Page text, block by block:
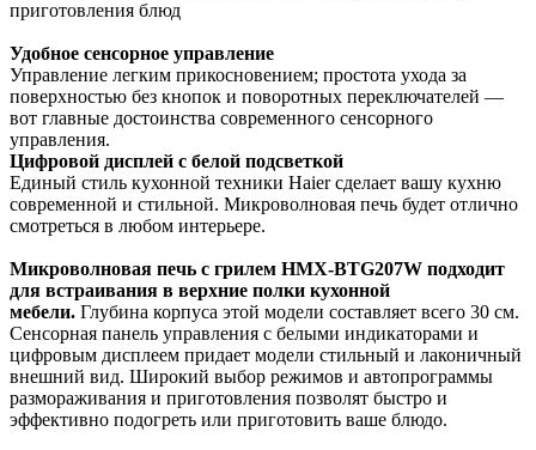
приготовления блюд
Удобное сенсорное управление
Управление легким прикосновением; простота ухода за
поверхностью без кнопок и поворотных переключателей —
вот главные достоинства современного сенсорного
управления.
Цифровой дисплей с белой подсветкой
Единый стиль кухонной техники Haier сделает вашу кухню
современной и стильной. Микроволновая печь будет отлично
смотреться в любом интерьере.
Микроволновая печь с грилем HMX-BTG207W подходит
для встраивания в верхние полки кухонной
мебели. Глубина корпуса этой модели составляет всего 30 см.
Сенсорная панель управления с белыми индикаторами и
цифровым дисплеем придает модели стильный и лаконичный
внешний вид. Широкий выбор режимов и автопрограммы
размораживания и приготовления позволят быстро и
эффективно подогреть или приготовить ваше блюдо.